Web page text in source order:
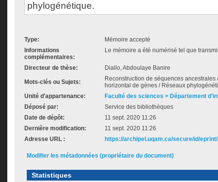
phylogénétique.
Type:
Mémoire accepté
Informations
complémentaires:
Le mémoire a été numérisé tel que
Directeur de thèse: Diallo, Abdoulaye Banire
Mots-clés ou Sujets:
Reconstruction de séquences ancestrales
horizontal de gènes / Réseaux
Unité d'appartenance:
Faculté des sciences > Département
Déposé par:
Service des bibliothèques
Date de dépôt:
11 sept. 2020 11:26
Dernière modification:
11 sept. 2020 11:26
Adresse URL :
https://archipel.uqam.ca/secure/id/
Modifier les métadonnées (propriétaire du document)
Statistiques